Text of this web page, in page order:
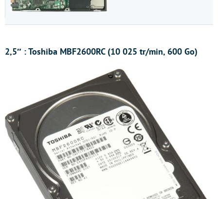
2,5″ : Toshiba MBF2600RC (10 025 tr/min, 600 Go)